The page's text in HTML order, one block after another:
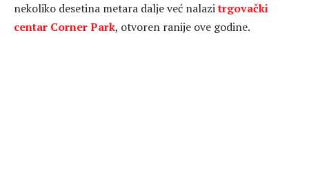
nekoliko desetina metara dalje već nalazitrgovački
centar Corner Park, otvoren ranije ove godine.